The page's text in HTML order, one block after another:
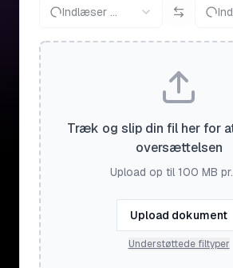
Indlæser ...
Træk og slip din fil her for
oversættelsen
Upload op til 100 MB
Upload dokument
Understøttede filtyper